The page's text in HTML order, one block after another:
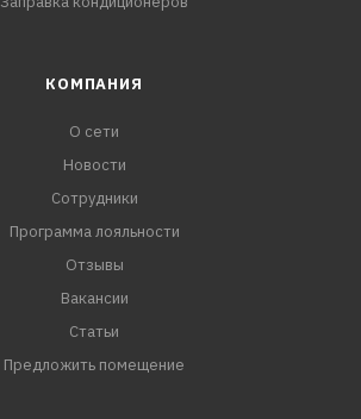
КОМПАНИЯ
О сети
Новости
Сотрудники
Программа лояльности
Отзывы
Вакансии
Статьи
Предложить помещение